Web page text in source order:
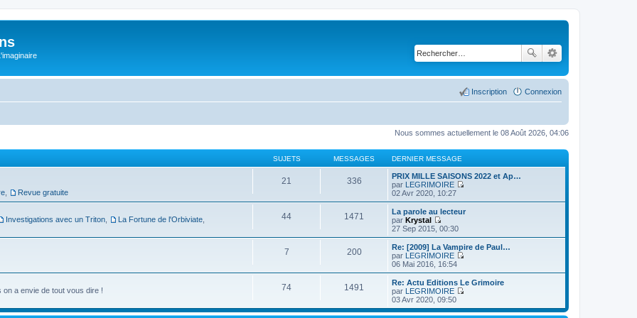
Connexion
Inscription
Nous sommes actuellement le 08 Août 2026, 04:06
SUJETS MESSAGES DERNIER MESSAGE
Revue gratuite
21 336
PRIX MILLE SAISONS 2022 et Ap…
par LEGRIMOIRE
o
n
s
t
e
d
n
02 Avr 2020, 10:27
Investigations avec un Triton La Fortune de l'Orbiviate 44 1471
La parole au lecteur
par Krystal
C
o
n
s
u
l
t
e
r
l
e
27 Sep 2015, 00:30
7 200
Re: [2009] La Vampire de Paul…
par LEGRIMOIRE
o
n
s
t
06 Mai 2016, 16:54
a envie de tout vous dire ! 74 1491
Re: Actu Editions Le Grimoire
par LEGRIMOIRE
o
n
03 Avr 2020, 09:50